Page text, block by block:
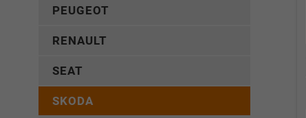
PEUGEOT
RENAULT
SEAT
SKODA